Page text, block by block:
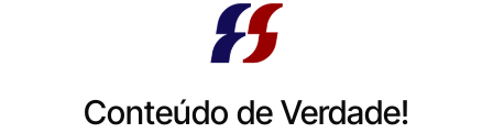
Conteúdo de Verdade!